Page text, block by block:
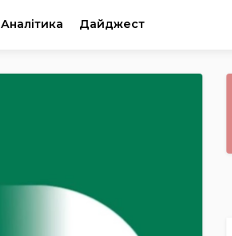
Аналітика Дайджест